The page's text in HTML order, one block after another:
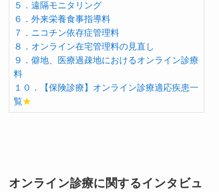
５．遠隔モニタリング
６．外来栄養食事指導料
７．ニコチン依存症管理料
８．オンライン在宅管理料の見直し
９．僻地、医療過疎地におけるオンライン診療
料
１０．【保険診療】オンライン診療適応疾患一
覧★
オンライン診療に関するインタビュ